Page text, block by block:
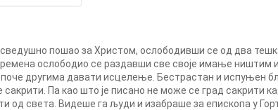
пошао за Христом, ослободивши се од два
ослободио се раздавши све своје имање ништим
другима давати исцелење. Бестрастан и испуњен
Па као што је писано не може се град сакрити
од света. Видеше га људи и изабраше за епископа у